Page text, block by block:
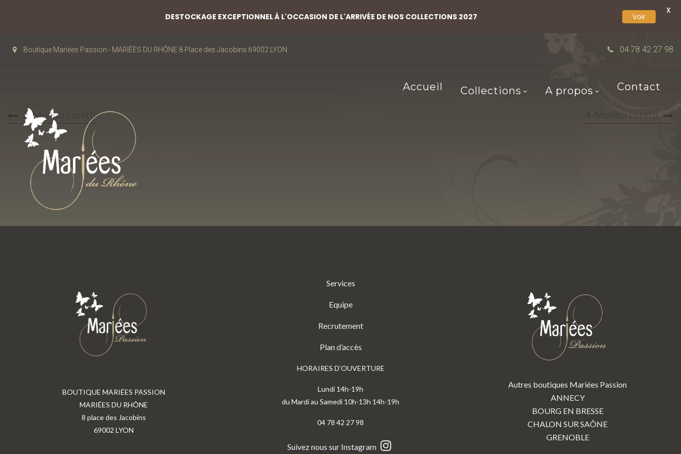
Boutique Mariées Passion - MARIÉES DU RHÔNE 8 Place des Jacobins 69002 LYON 04 78 42 27 98
Accueil Collections A propos Contact
2-Monica Loretti 4-Monica Loretti
BOUTIQUE MARIÉES PASSION
MARIÉES DU RHÔNE
8 place des Jacobins
69002 LYON
Services
Equipe
Recrutement
Plan d’accès
HORAIRES D’OUVERTURE
Lundi 14h-19h
du Mardi au Samedi 10h-13h 14h-19h
04 78 42 27 98
Suivez nous sur Instagram
Autres boutiques Mariées Passion
ANNECY
BOURG EN BRESSE
CHALON SUR SAÔNE
GRENOBLE
DESTOCKAGE EXCEPTIONNEL À L'OCCASION DE L'ARRIVÉE DE NOS COLLECTIONS 2027 Voir
X